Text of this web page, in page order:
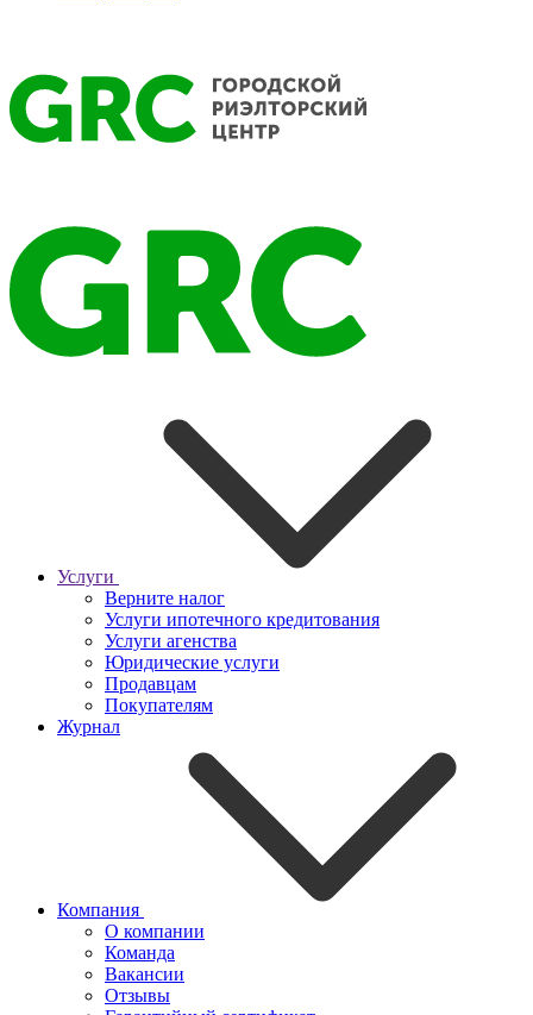
Услуги
Верните налог
Услуги ипотечного кредитования
Услуги агенства
Юридические услуги
Продавцам
Покупателям
Журнал
Компания
О компании
Команда
Вакансии
Отзывы